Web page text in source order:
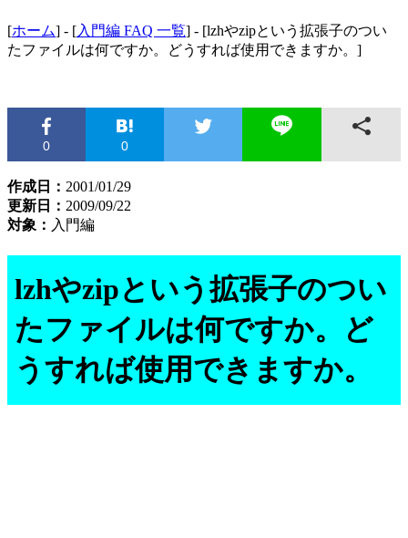
[ホーム] - [入門編 FAQ 一覧] - [lzhやzipという拡張子のつい
たファイルは何ですか。どうすれば使用できますか。]
0 0
作成日： 2001/01/29
更新日： 2009/09/22
対象： 入門編
lzhやzipという拡張子のつい
たファイルは何ですか。ど
うすれば使用できますか。